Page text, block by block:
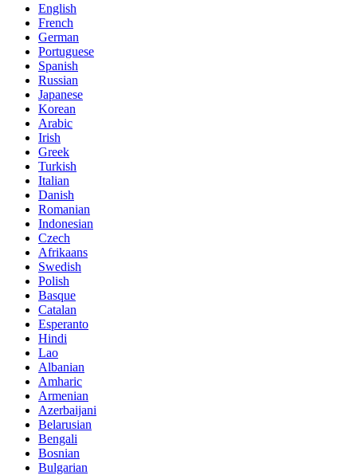
English
French
German
Portuguese
Spanish
Russian
Japanese
Korean
Arabic
Irish
Greek
Turkish
Italian
Danish
Romanian
Indonesian
Czech
Afrikaans
Swedish
Polish
Basque
Catalan
Esperanto
Hindi
Lao
Albanian
Amharic
Armenian
Azerbaijani
Belarusian
Bengali
Bosnian
Bulgarian